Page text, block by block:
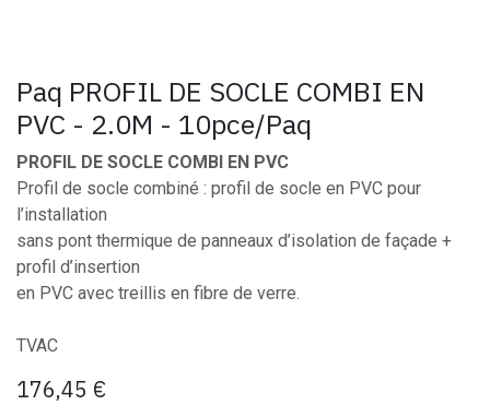
Paq PROFIL DE SOCLE COMBI EN
PVC - 2.0M - 10pce/Paq
PROFIL DE SOCLE COMBI EN PVC
Profil de socle combiné : profil de socle en PVC pour
l’installation
sans pont thermique de panneaux d’isolation de façade +
profil d’insertion
en PVC avec treillis en fibre de verre.
TVAC
176,45 €